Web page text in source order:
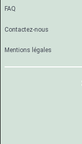
FAQ
Contactez-nous
Mentions légales